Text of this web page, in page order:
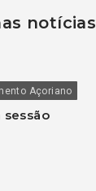
notícias
Açoriano
sessão